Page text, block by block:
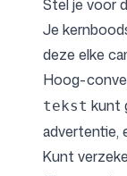
Stel je voor
Je
deze elke
Hoog-
tekst kunt
advertentie,
Kunt